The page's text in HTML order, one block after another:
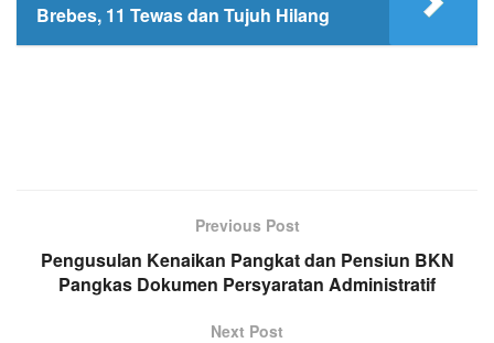
Brebes, 11 Tewas dan Tujuh Hilang
Previous Post
Pengusulan Kenaikan Pangkat dan Pensiun BKN
Pangkas Dokumen Persyaratan Administratif
Next Post